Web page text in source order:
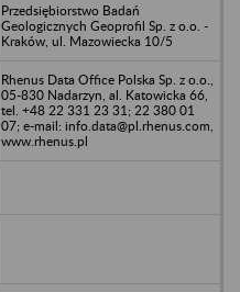
Przedsiębiorstwo Badań
Geologicznych Geoprofil Sp. z o.o. -
Kraków, ul. Mazowiecka 10/5
Rhenus Data Office Polska Sp. z o.o.,
05-830 Nadarzyn, al. Katowicka 66,
tel. +48 22 331 23 31; 22 380 01
07; e-mail: info.data@pl.rhenus.com,
www.rhenus.pl